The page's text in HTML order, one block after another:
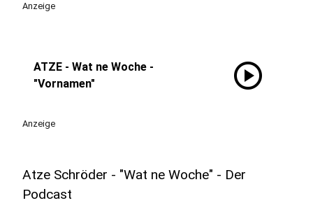
Anzeige
ATZE - Wat ne Woche -
"Vornamen"
play_circle
Anzeige
Atze Schröder - "Wat ne Woche" - Der
Podcast